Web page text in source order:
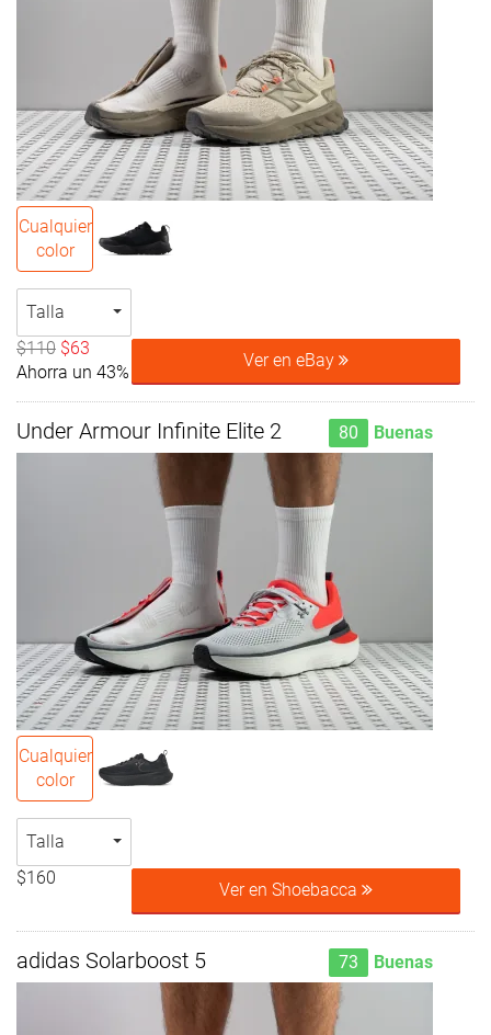
Cualquier
color
Talla
$110 $63
Ahorra un 43%
Ver en eBay
Under Armour Infinite Elite 2 80 Buenas
Cualquier
color
Talla
$160
Ver en Shoebacca
adidas Solarboost 5 73 Buenas